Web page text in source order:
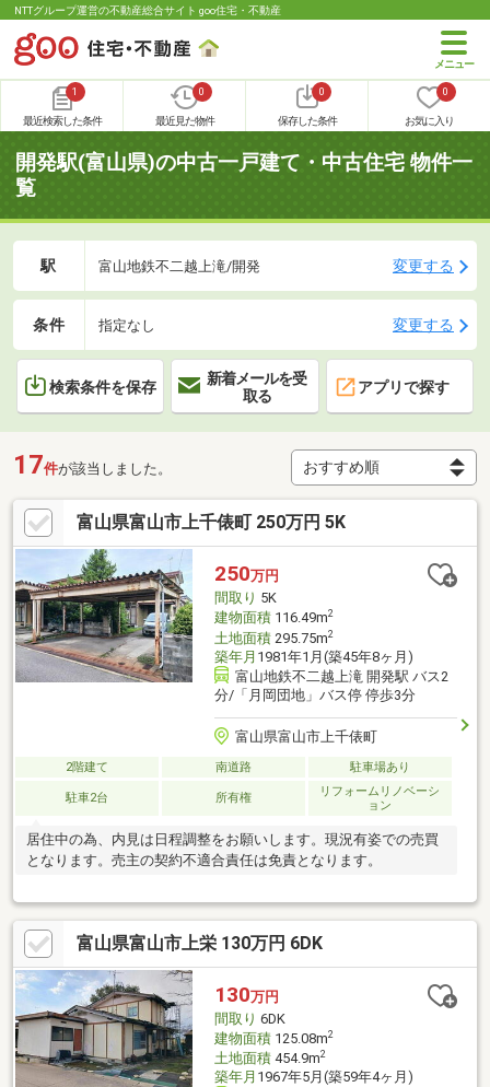
NTTグループ運営の不動産総合サイト goo住宅・不動産
1
最近検索した条件
0
最近見た物件
0
保存した条件
0
お気に入り
開発駅(富山県)の中古一戸建て・中古住宅 物件一
覧
駅 富山地鉄不二越上滝/開発 変更する
条件 指定なし 変更する
検索条件を保存
新着メールを受
取る
アプリで探す
17件が該当しました。
富山県富山市上千俵町 250万円 5K
250万円
間取り 5K
建物面積116.49m2
土地面積295.75m2
築年月 1981年1月(築45年8ヶ月)
富山地鉄不二越上滝 開発駅 バス2
分/「月岡団地」バス停 停歩3分
富山県富山市上千俵町
2階建て 南道路 駐車場あり
駐車2台 所有権
リフォームリノベーシ
ョン
居住中の為、内見は日程調整をお願いします。現況有姿での売買
となります。売主の契約不適合責任は免責となります。
富山県富山市上栄 130万円 6DK
130万円
間取り 6DK
建物面積125.08m2
土地面積454.9m2
築年月 1967年5月(築59年4ヶ月)